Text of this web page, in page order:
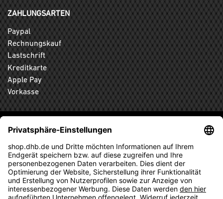
ZAHLUNGSARTEN
Paypal
Rechnungskauf
Lastschrift
Kreditkarte
Apple Pay
Vorkasse
ABONNIEREN SIE DEN KOSTENLOSEN DHB-FANSHOP
NEWSLETTER UND VERPASSEN SIE KEINE NEUIGKEIT ODER
AKTION MEHR.
ANMELDEN